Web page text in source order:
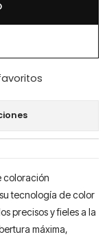
coloración
tecnología de color
precisos y fieles a la
máxima,